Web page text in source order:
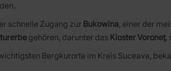
schnelle Zugang zur Bukowina, einer der
gehören, darunter das Kloster Voroneț,
Bergkurorte im Kreis Suceava,